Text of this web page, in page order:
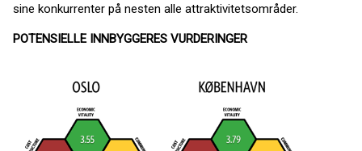
sine konkurrenter på nesten alle attraktivitetsområder.
POTENSIELLE INNBYGGERES VURDERINGER